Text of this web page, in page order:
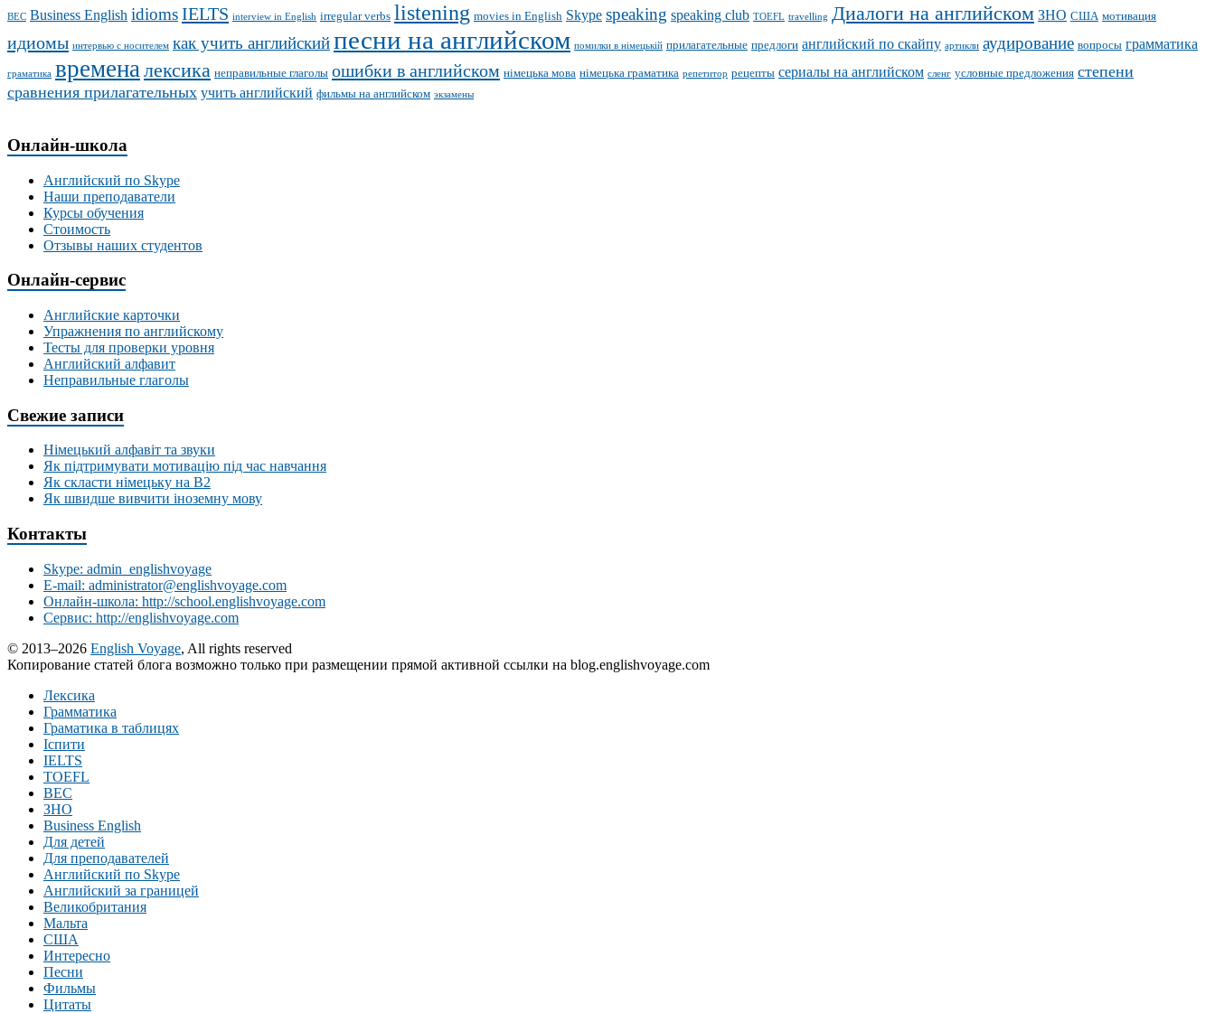
BEC Business English idiomsIELTS interview in English irregular verbs listening movies in English Skype speaking speaking club TOEFL travelling Диалоги на английском ЗНО США мотивация
идиомы интервью с носителем как учить английскийпесни на английском помилки в німецькій прилагательные предлоги английский по скайпу артикли аудирование вопросы грамматика
граматика временалексика неправильные глаголы ошибки в английском німецька мова німецька граматика репетитор рецепты сериалы на английском сленг условные предложения степени
сравнения прилагательных учить английский фильмы на английском экзамены
Онлайн-школа
Английский по Skype
Наши преподаватели
Курсы обучения
Стоимость
Отзывы наших студентов
Онлайн-сервис
Английские карточки
Упражнения по английскому
Тесты для проверки уровня
Английский алфавит
Неправильные глаголы
Свежие записи
Німецький алфавіт та звуки
Як підтримувати мотивацію під час навчання
Як скласти німецьку на В2
Як швидше вивчити іноземну мову
Контакты
Skype: admin_englishvoyage
E-mail: administrator@englishvoyage.com
Онлайн-школа: http://school.englishvoyage.com
Сервис: http://englishvoyage.com
© 2013–2026 English Voyage, All rights reserved
Копирование статей блога возможно только при размещении прямой активной ссылки на blog.englishvoyage.com
Лексика
Грамматика
Граматика в таблицях
Іспити
IELTS
TOEFL
BEC
ЗНО
Business English
Для детей
Для преподавателей
Английский по Skype
Английский за границей
Великобритания
Мальта
США
Интересно
Песни
Фильмы
Цитаты